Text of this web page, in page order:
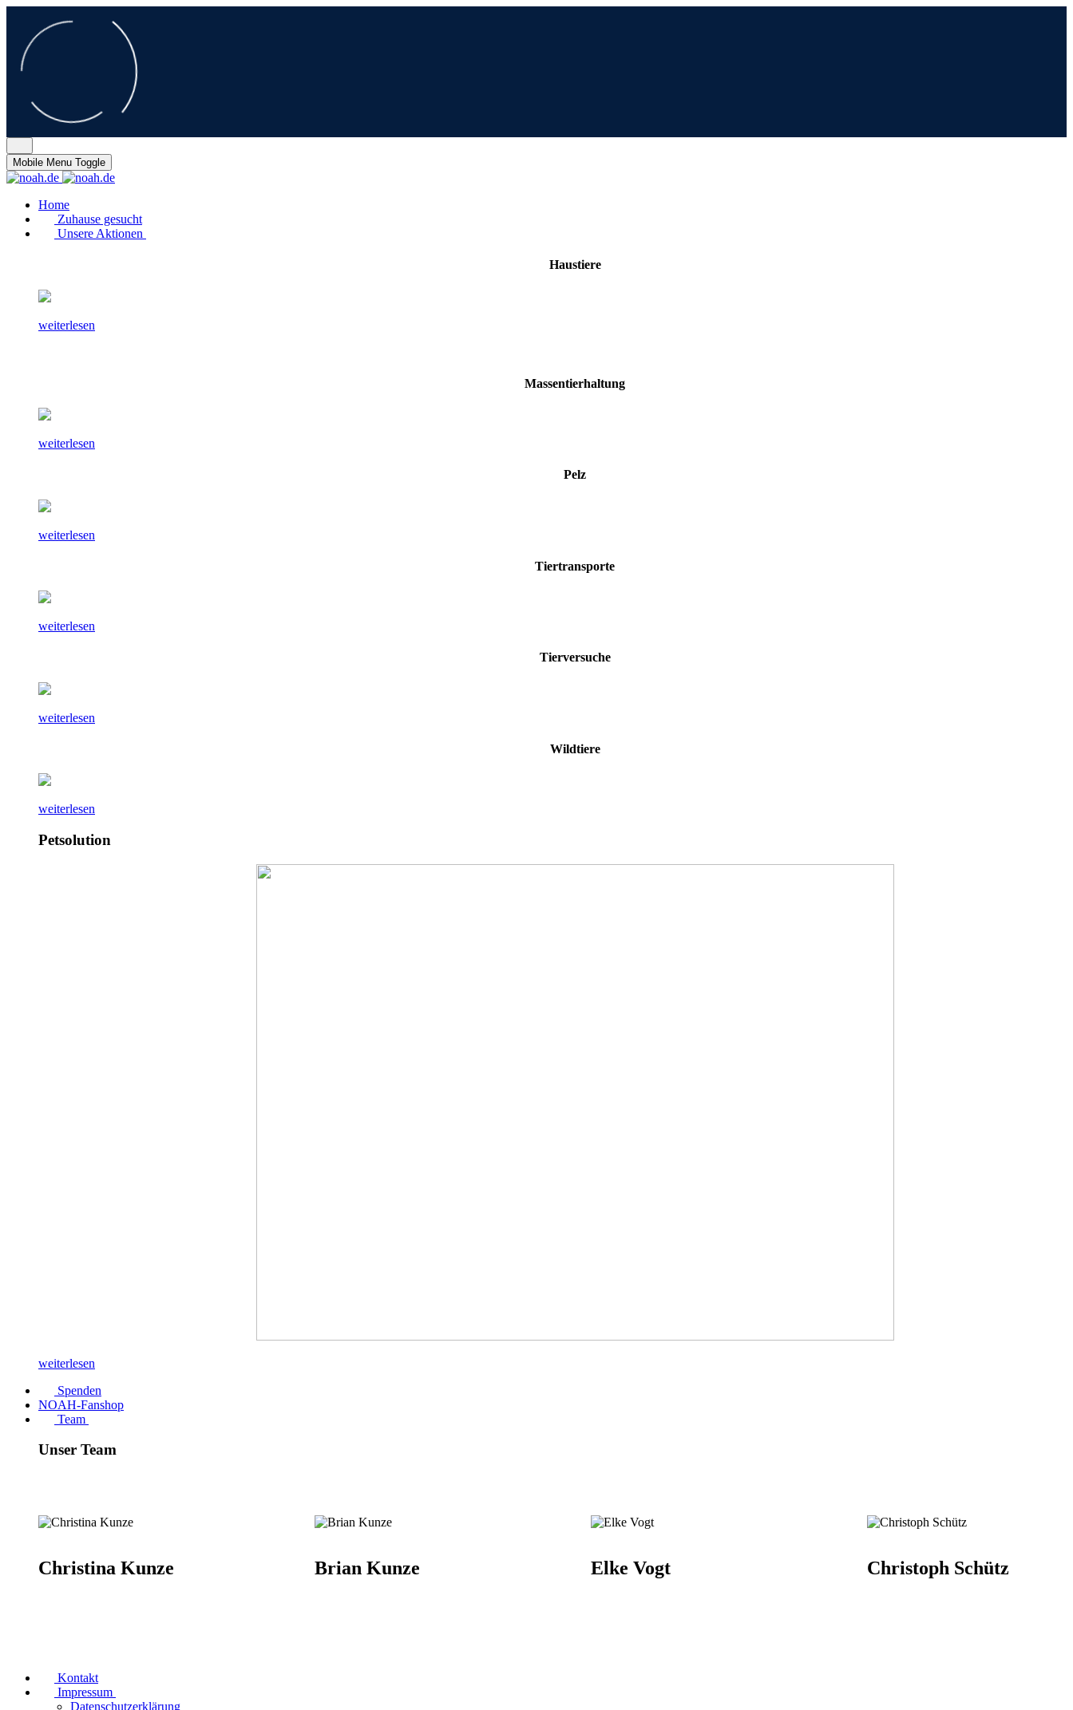
Mobile Menu Toggle
Home
Zuhause gesucht
Unsere Aktionen
Haustiere
weiterlesen
Massentierhaltung
weiterlesen
Pelz
weiterlesen
Tiertransporte
weiterlesen
Tierversuche
weiterlesen
Wildtiere
weiterlesen
Petsolution
weiterlesen
Spenden
NOAH-Fanshop
Team
Unser Team
Christina Kunze Brian Kunze Elke Vogt Christoph Schütz
Kontakt
Impressum
Datenschutzerklärung